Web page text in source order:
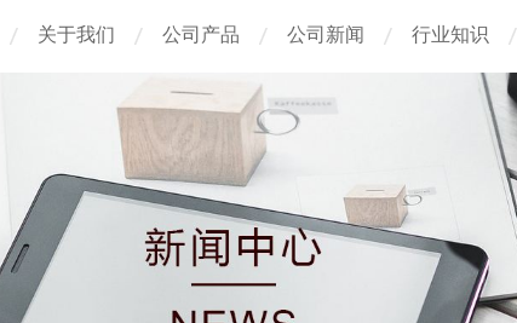
关于我们 公司产品 公司新闻 行业知识